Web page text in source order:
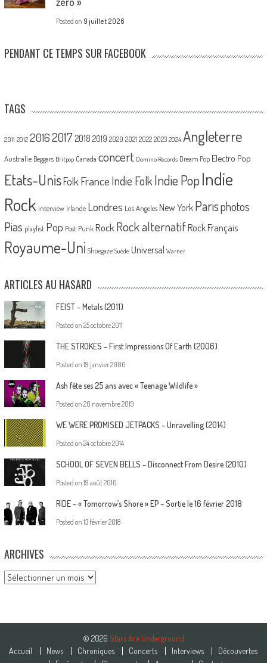
Posted on 9 juillet 2026
PENDANT CE TEMPS SUR FACEBOOK
TAGS
2011 2012 20162017 2018 2019 2020 2021 2022 2023 2024 Angleterre
Australie Beggars Britpop Canada concert Domino Records Dream Pop Electro Pop
Etats-UnisFolk France Indie Folk Indie PopIndie
Rock interview Irlande Londres Los Angeles New York Parisphotos
Pias playlist Pop Post Punk Rock Rock alternatif Rock Français
Royaume-Uni Shoegaze Suède Universal Warner
ARTICLES AU HASARD
FEIST – Metals (2011)
Posted on 25 octobre 2011
THE STROKES – First Impressions Of Earth (2006)
Posted on 19 janvier 2006
Ash fête ses 25 ans avec « Teenage Wildlife »
Posted on 20 novembre 2019
WE WERE PROMISED JETPACKS – Unravelling (2014)
Posted on 24 octobre 2014
SCHOOL OF SEVEN BELLS – Disconnect From Desire (2010)
Posted on 19 août 2010
RIDE – « Tomorrow’s Shore » EP – Sortie le 16 février 2018
Posted on 13 février 2018
ARCHIVES
Archives
© 2026 Stars Are Underground
Accueil
News Chroniques Concerts Interviews
Découvertes